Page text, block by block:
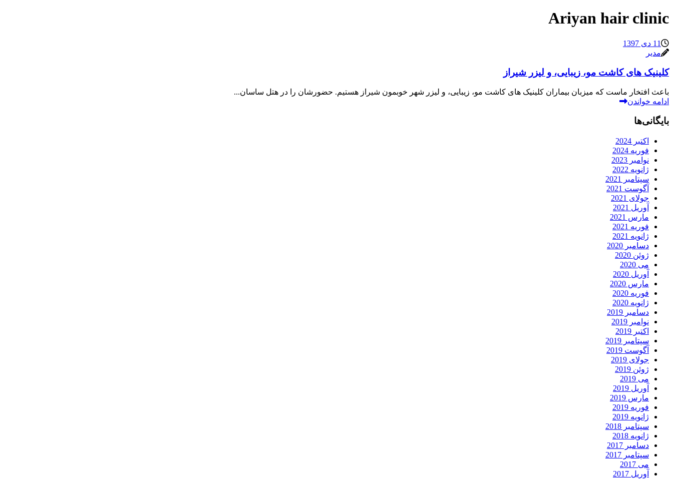
Ariyan hair clinic
11 دی 1397
مدیر
کلینیک های کاشت مو، زیبایی، و لیزر شیراز
باعث افتخار ماست که میزبان بیماران کلینیک های کاشت مو، زیبایی، و لیزر شهر خوبمون شیراز هستیم. حضورشان را در هتل ساسان...
ادامه خواندن
بایگانی‌ها
اکتبر 2024
فوریه 2024
نوامبر 2023
ژانویه 2022
سپتامبر 2021
آگوست 2021
جولای 2021
آوریل 2021
مارس 2021
فوریه 2021
ژانویه 2021
دسامبر 2020
ژوئن 2020
می 2020
آوریل 2020
مارس 2020
فوریه 2020
ژانویه 2020
دسامبر 2019
نوامبر 2019
اکتبر 2019
سپتامبر 2019
آگوست 2019
جولای 2019
ژوئن 2019
می 2019
آوریل 2019
مارس 2019
فوریه 2019
ژانویه 2019
سپتامبر 2018
ژانویه 2018
دسامبر 2017
سپتامبر 2017
می 2017
آوریل 2017